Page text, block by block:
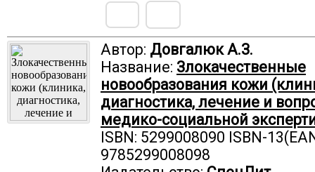
Автор: Довгалюк А.З.
Название: Злокачественные
новообразования кожи
диагностика, лечение и
медико-социальной
ISBN: 5299008090 ISBN-
9785299008098